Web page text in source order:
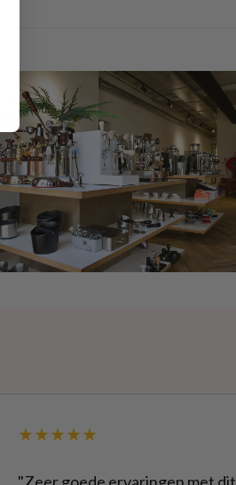
★★★★★